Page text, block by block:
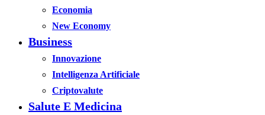
Economia
New Economy
Business
Innovazione
Intelligenza Artificiale
Criptovalute
Salute E Medicina